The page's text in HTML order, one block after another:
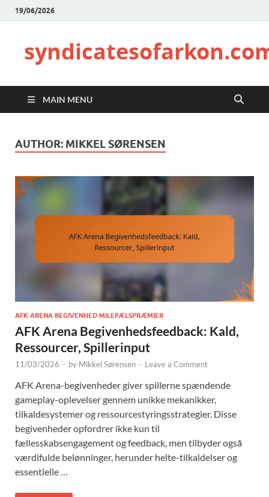
19/06/2026
MAIN MENU
AUTHOR: MIKKEL SØRENSEN
AFK ARENA BEGIVENHED MILEPÆLSPRÆMIER
AFK Arena Begivenhedsfeedback: Kald,
Ressourcer, Spillerinput
11/03/2026 - by Mikkel Sørensen - Leave a Comment
AFK Arena-begivenheder giver spillerne spændende
gameplay-oplevelser gennem unikke mekanikker,
tilkaldesystemer og ressourcestyringsstrategier. Disse
begivenheder opfordrer ikke kun til
fællesskabsengagement og feedback, men tilbyder også
værdifulde belønninger, herunder helte-tilkaldelser og
essentielle …